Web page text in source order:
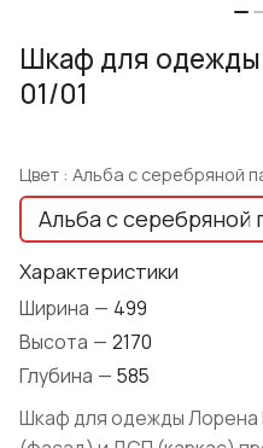
Шкаф для
01/01
Цвет : Альба с серебряной
Альба с серебряной
Характеристики
Ширина — 499
Высота — 2170
Глубина — 585
Шкаф для одежды